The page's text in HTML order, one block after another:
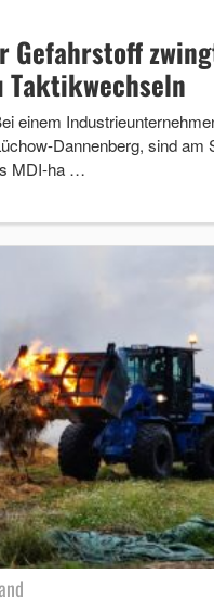
Gefahrstoff
Taktikwechseln
einem
Dannenberg, sind am
MDI-ha …